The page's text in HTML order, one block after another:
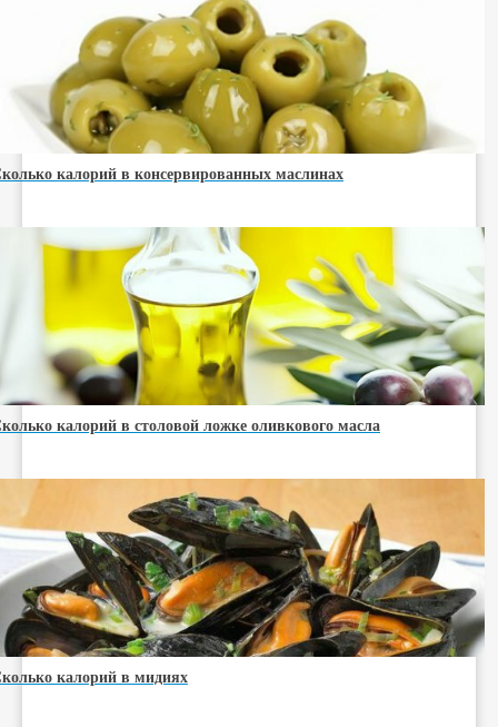
калорий в консервированных маслинах
калорий в столовой ложке оливкового масла
калорий в мидиях